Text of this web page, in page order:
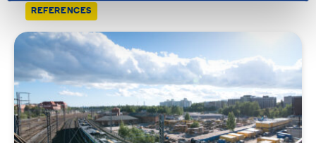
REFERENCES